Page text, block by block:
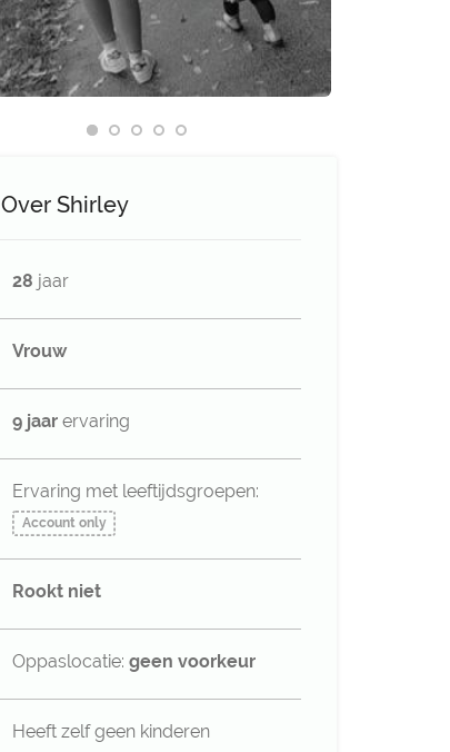
Over Shirley
28 jaar
Vrouw
9 jaar ervaring
Ervaring met leeftijdsgroepen:
Account only
Rookt niet
Oppaslocatie: geen voorkeur
Heeft zelf geen kinderen